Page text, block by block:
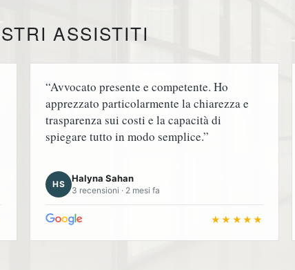
ASSISTITI
“Avvocato presente e competente. Ho
apprezzato particolarmente la chiarezza e
trasparenza sui costi e la capacità di
spiegare tutto in modo semplice.”
HS
Halyna Sahan
3 recensioni · 2 mesi fa
★★★★★